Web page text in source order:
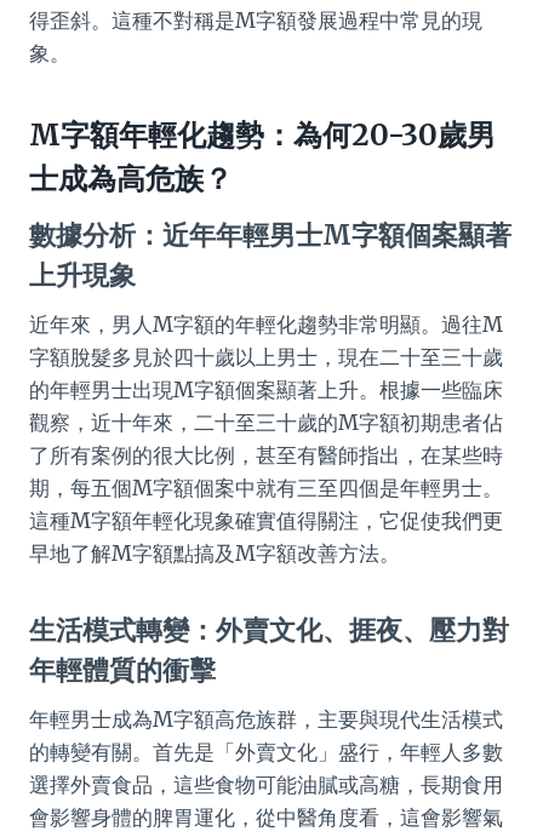
得歪斜。這種不對稱是M字額發展過程中常見的現
象。
M字額年輕化趨勢：為何20-30歲男
士成為高危族？
數據分析：近年年輕男士M字額個案顯著
上升現象
近年來，男人M字額的年輕化趨勢非常明顯。過往M
字額脫髮多見於四十歲以上男士，現在二十至三十歲
的年輕男士出現M字額個案顯著上升。根據一些臨床
觀察，近十年來，二十至三十歲的M字額初期患者佔
了所有案例的很大比例，甚至有醫師指出，在某些時
期，每五個M字額個案中就有三至四個是年輕男士。
這種M字額年輕化現象確實值得關注，它促使我們更
早地了解M字額點搞及M字額改善方法。
生活模式轉變：外賣文化、捱夜、壓力對
年輕體質的衝擊
年輕男士成為M字額高危族群，主要與現代生活模式
的轉變有關。首先是「外賣文化」盛行，年輕人多數
選擇外賣食品，這些食物可能油膩或高糖，長期食用
會影響身體的脾胃運化，從中醫角度看，這會影響氣